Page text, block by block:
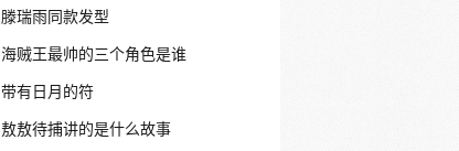
滕瑞雨同款发型
海贼王最帅的三个角色是谁
带有日月的符
敖敖待捕讲的是什么故事